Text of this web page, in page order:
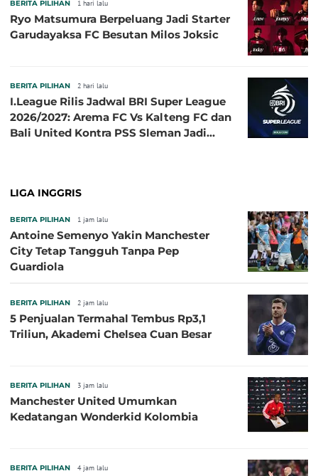
BERITA PILIHAN 1 hari lalu
Ryo Matsumura Berpeluang Jadi Starter
Garudayaksa FC Besutan Milos Joksic
BERITA PILIHAN 2 hari lalu
I.League Rilis Jadwal BRI Super League
2026/2027: Arema FC Vs Kalteng FC dan
Bali United Kontra PSS Sleman Jadi
LIGA INGGRIS
BERITA PILIHAN 1 jam lalu
Antoine Semenyo Yakin Manchester
City Tetap Tangguh Tanpa Pep
Guardiola
BERITA PILIHAN 2 jam lalu
5 Penjualan Termahal Tembus Rp3,1
Triliun, Akademi Chelsea Cuan Besar
BERITA PILIHAN 3 jam lalu
Manchester United Umumkan
Kedatangan Wonderkid Kolombia
BERITA PILIHAN 4 jam lalu